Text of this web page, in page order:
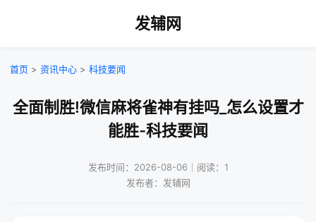
发辅网
首页 > 资讯中心 > 科技要闻
全面制胜!微信麻将雀神有挂吗_怎么设置才
能胜-科技要闻
发布时间：2026-08-06｜阅读：1
发布者：发辅网